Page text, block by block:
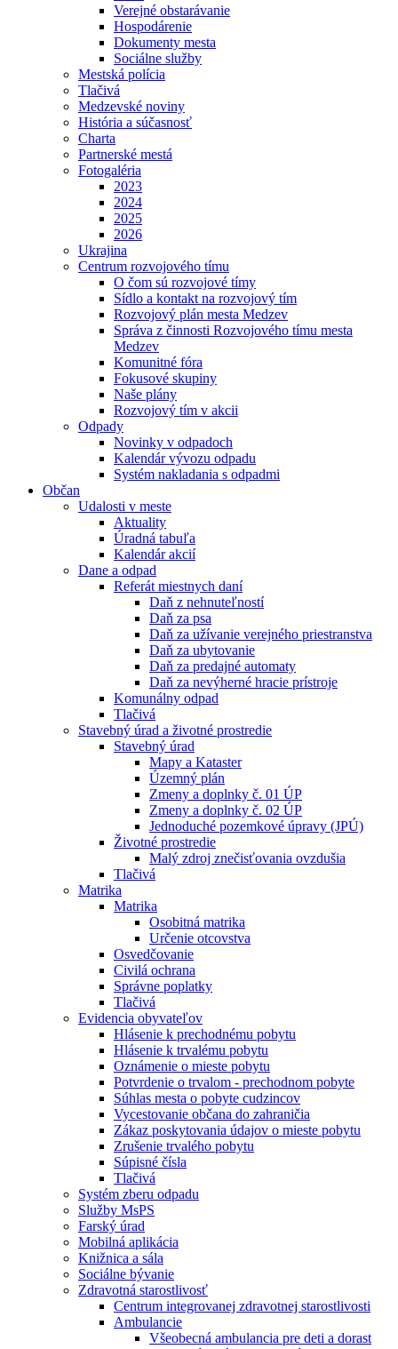
Verejné obstarávanie
Hospodárenie
Dokumenty mesta
Sociálne služby
Mestská polícia
Tlačivá
Medzevské noviny
História a súčasnosť
Charta
Partnerské mestá
Fotogaléria
2023
2024
2025
2026
Ukrajina
Centrum rozvojového tímu
O čom sú rozvojové tímy
Sídlo a kontakt na rozvojový tím
Rozvojový plán mesta Medzev
Správa z činnosti Rozvojového tímu mesta
Medzev
Komunitné fóra
Fokusové skupiny
Naše plány
Rozvojový tím v akcii
Odpady
Novinky v odpadoch
Kalendár vývozu odpadu
Systém nakladania s odpadmi
Občan
Udalosti v meste
Aktuality
Úradná tabuľa
Kalendár akcií
Dane a odpad
Referát miestnych daní
Daň z nehnuteľností
Daň za psa
Daň za užívanie verejného priestranstva
Daň za ubytovanie
Daň za predajné automaty
Daň za nevýherné hracie prístroje
Komunálny odpad
Tlačivá
Stavebný úrad a životné prostredie
Stavebný úrad
Mapy a Kataster
Územný plán
Zmeny a doplnky č. 01 ÚP
Zmeny a doplnky č. 02 ÚP
Jednoduché pozemkové úpravy (JPÚ)
Životné prostredie
Malý zdroj znečisťovania ovzdušia
Tlačivá
Matrika
Matrika
Osobitná matrika
Určenie otcovstva
Osvedčovanie
Civilá ochrana
Správne poplatky
Tlačivá
Evidencia obyvateľov
Hlásenie k prechodnému pobytu
Hlásenie k trvalému pobytu
Oznámenie o mieste pobytu
Potvrdenie o trvalom - prechodnom pobyte
Súhlas mesta o pobyte cudzincov
Vycestovanie občana do zahraničia
Zákaz poskytovania údajov o mieste pobytu
Zrušenie trvalého pobytu
Súpisné čísla
Tlačivá
Systém zberu odpadu
Služby MsPS
Farský úrad
Mobilná aplikácia
Knižnica a sála
Sociálne bývanie
Zdravotná starostlivosť
Centrum integrovanej zdravotnej starostlivosti
Ambulancie
Všeobecná ambulancia pre deti a dorast